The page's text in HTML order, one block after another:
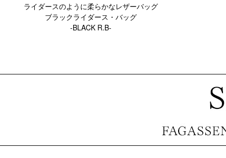
ライダースのように柔らかなレザーバッグ
ブラックライダース・バッグ
-BLACK R.B-